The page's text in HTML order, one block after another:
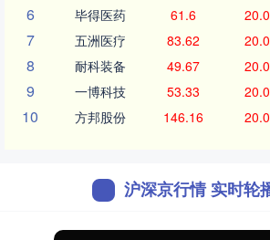
6 毕得医药 61.6
7 五洲医疗 83.62
8 耐科装备 49.67
9 一博科技 53.33
10 方邦股份 146.16
沪深京行情 实时轮